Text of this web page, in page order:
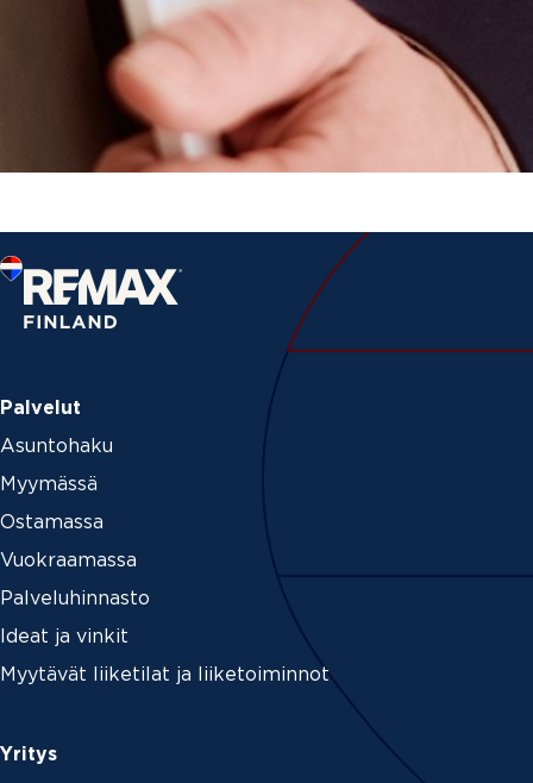
Palvelut
Asuntohaku
Myymässä
Ostamassa
Vuokraamassa
Palveluhinnasto
Ideat ja vinkit
Myytävät liiketilat ja liiketoiminnot
Yritys